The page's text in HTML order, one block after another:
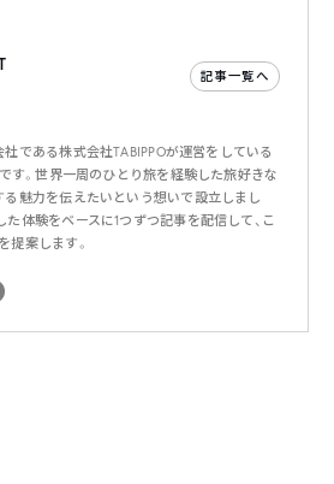
記事一覧へ
社である株式会社TABIPPOが運営をしている
です。世界一周のひとり旅を経験した旅好きな
る魅力を伝えたいという想いで設立しまし
た体験をベースに1つずつ記事を配信して、こ
提案します。